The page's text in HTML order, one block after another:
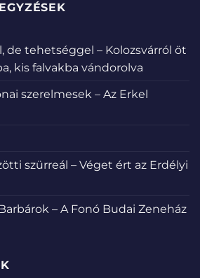
de tehetséggel – Kolozsvárról öt
kis falvakba vándorolva
szerelmesek – Az Erkel
szürreál – Véget ért az Erdélyi
– A Fonó Budai Zeneház